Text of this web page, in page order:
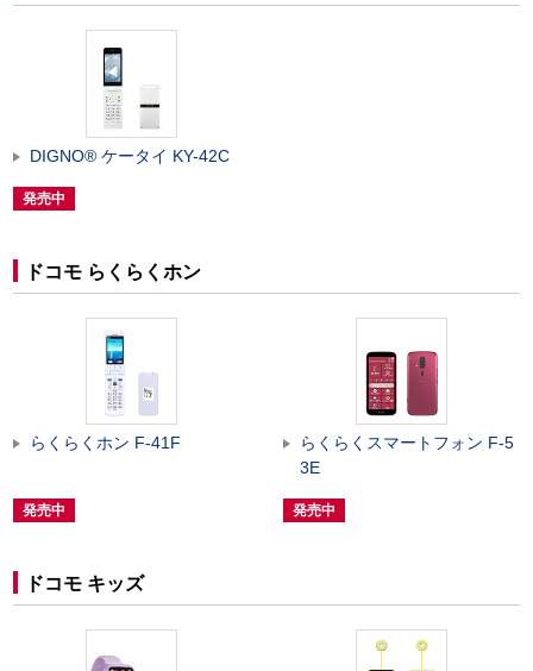
DIGNO® ケータイ KY-42C
発売中
ドコモ らくらくホン
らくらくホン F-41F
発売中
らくらくスマートフォン F-5
3E
発売中
ドコモ キッズ